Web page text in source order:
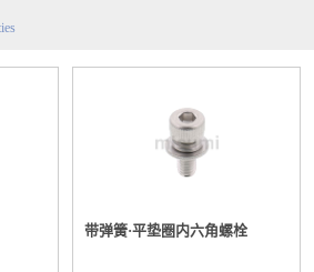
带弹簧·平垫圈内六角螺栓